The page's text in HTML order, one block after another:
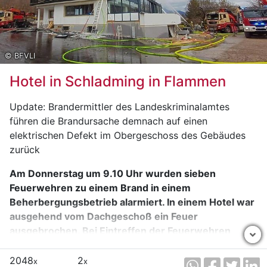
Verkehr wurde in dieser Zeit über die L712 örtlich
umgeleitet.
© BFVLI
Hotel in Schladming in Flammen
Update: Brandermittler des Landeskriminalamtes
führen die Brandursache demnach auf einen
elektrischen Defekt im Obergeschoss des Gebäudes
zurück
Am Donnerstag um 9.10 Uhr wurden sieben
Feuerwehren zu einem Brand in einem
Beherbergungsbetrieb alarmiert. In einem Hotel war
ausgehend vom Dachgeschoß ein Feuer
ausgebrochen. Bei Eintreffen der Feuerwehren
wurde niemand.
2048x
2x